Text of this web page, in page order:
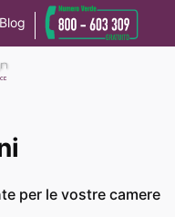
Blog
per le vostre camere
alla privacy